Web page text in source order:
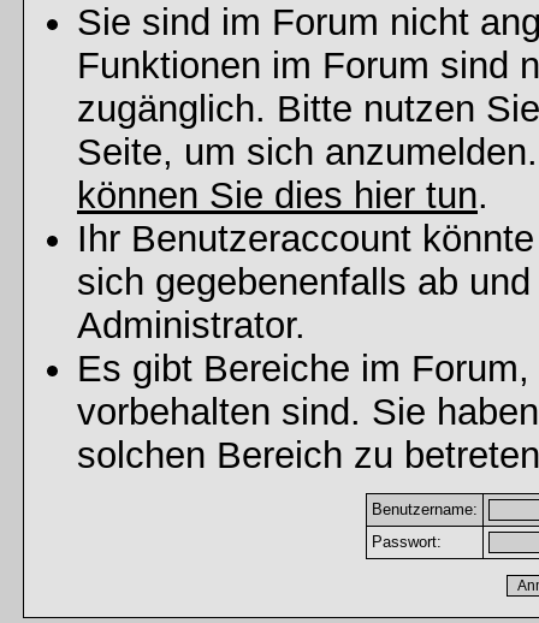
Sie sind im Forum nicht
Funktionen im Forum sind
zugänglich. Bitte nutzen
Seite, um sich
können Sie dies hier tun.
Ihr Benutzeraccount
sich gegebenenfalls ab
Administrator.
Es gibt Bereiche im
vorbehalten sind. Sie
solchen Bereich zu
Benutzername:
Passwort: